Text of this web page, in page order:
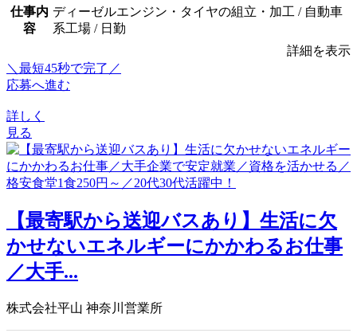
仕事内
容
ディーゼルエンジン・タイヤの組立・加工 / 自動車
系工場 / 日勤
詳細を表示
＼最短45秒で完了／
応募へ進む
詳しく
見る
【最寄駅から送迎バスあり】生活に欠
かせないエネルギーにかかわるお仕事
／大手...
株式会社平山 神奈川営業所